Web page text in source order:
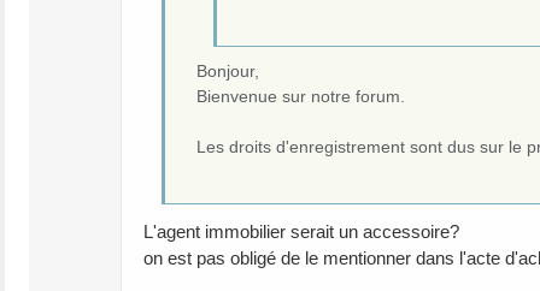
Bonjour,
Bienvenue sur notre forum.
Les droits d'enregistrement sont dus sur le
L'agent immobilier serait un accessoire?
on est pas obligé de le mentionner dans l'acte